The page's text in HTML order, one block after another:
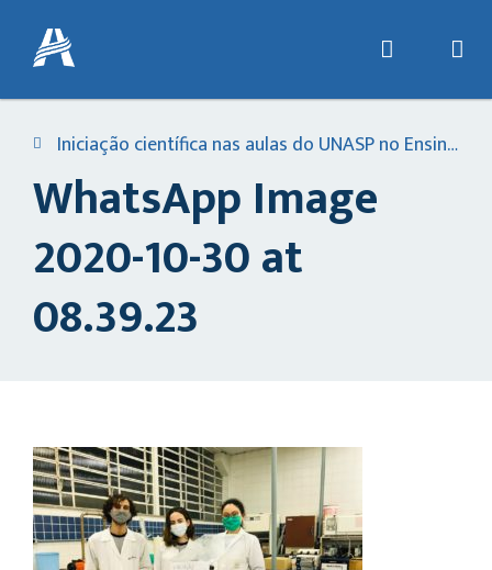
Iniciação científica nas aulas do UNASP no Ensino Médio
WhatsApp Image
2020-10-30 at
08.39.23